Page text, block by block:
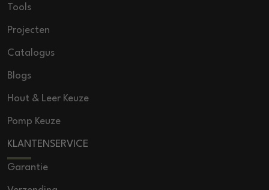
Tools
Projecten
Catalogus
Blogs
Hout & Leer Keuze
Pomp Keuze
KLANTENSERVICE
Garantie